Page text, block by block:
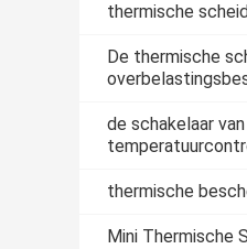
thermische
De thermische
de schakelaar
thermische
Mini Thermische